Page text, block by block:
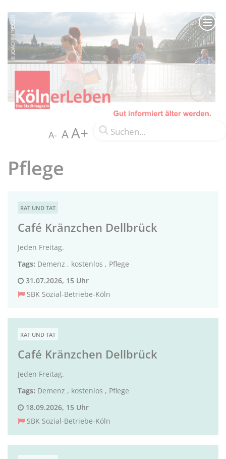
A- AA+
Pflege
RAT UND TAT
Café Kränzchen Dellbrück
Jeden Freitag.
Tags: Demenz , kostenlos , Pflege
31.07.2026, 15 Uhr
SBK Sozial-Betriebe-Köln
RAT UND TAT
Café Kränzchen Dellbrück
Jeden Freitag.
Tags: Demenz , kostenlos , Pflege
18.09.2026, 15 Uhr
SBK Sozial-Betriebe-Köln